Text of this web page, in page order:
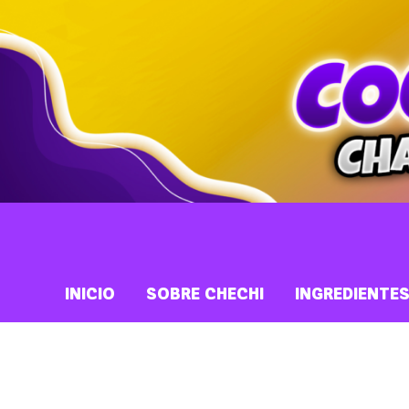
INICIO SOBRE CHECHI